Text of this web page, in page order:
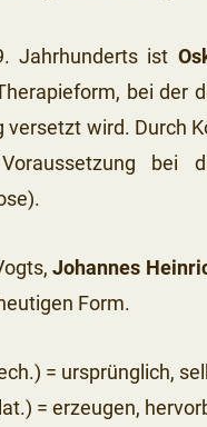
Jahrhunderts ist
bei der
versetzt wird. Durch
bei
Johannes
Form.
= ursprünglich,
= erzeugen,